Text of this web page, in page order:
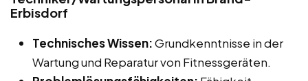
Erbisdorf
Technisches Wissen:Grundkenntnisse in der
Wartung und Reparatur von Fitnessgeräten.